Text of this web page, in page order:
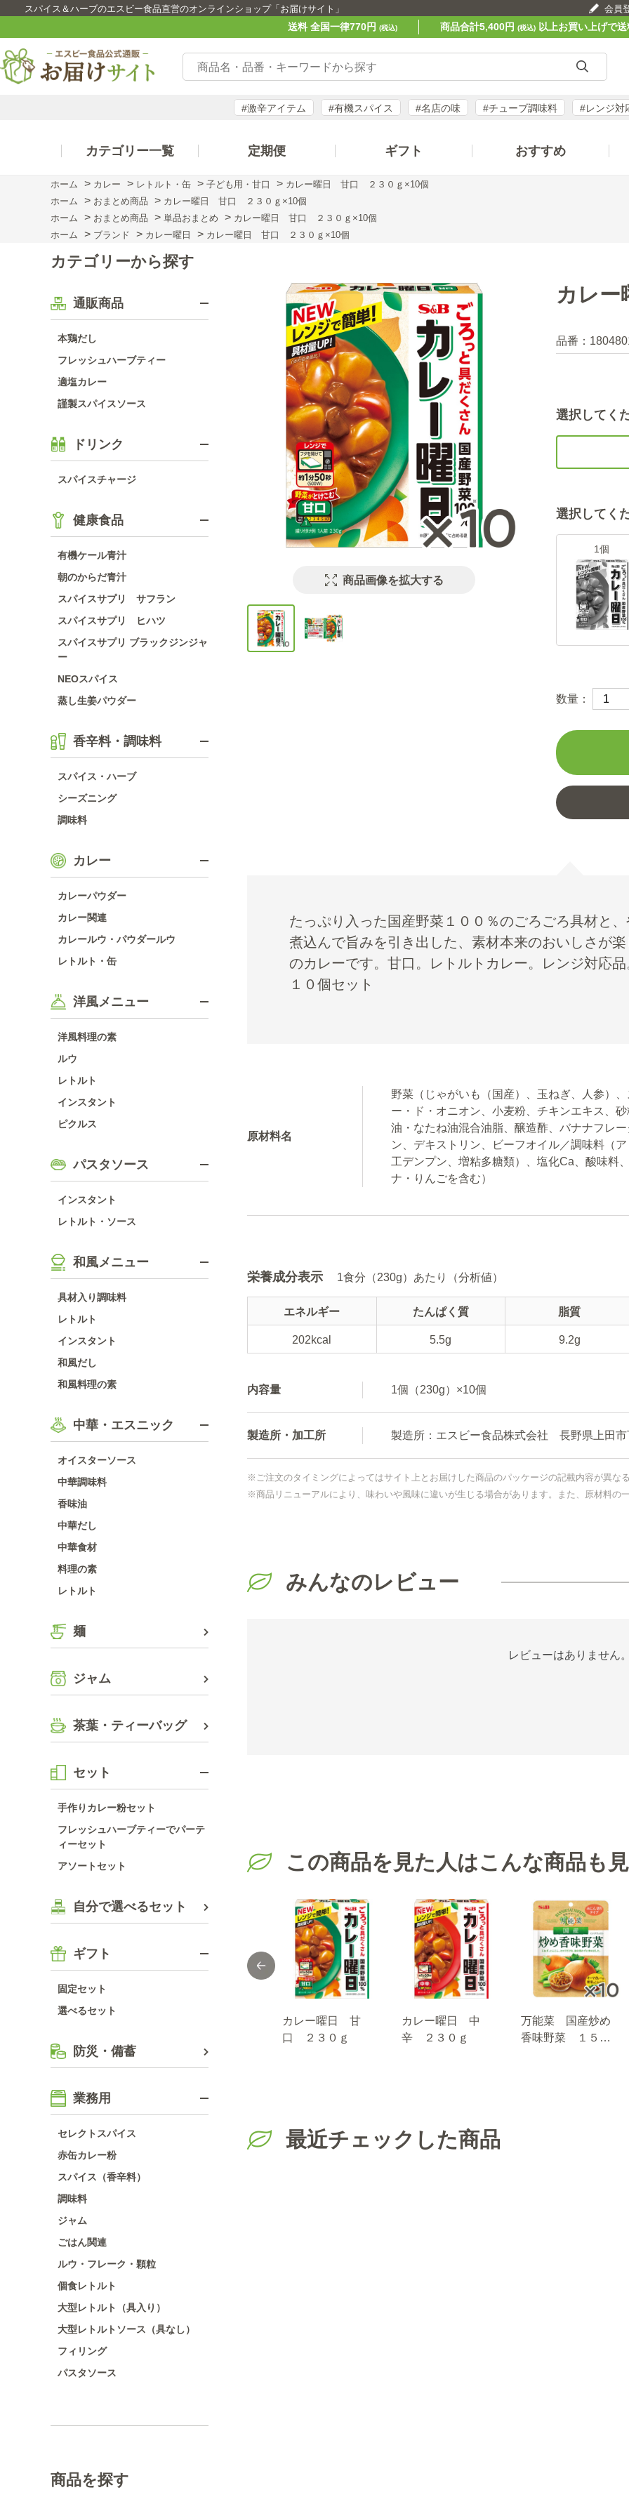
スパイス＆ハーブのエスビー食品直営のオンラインショップ「お届けサイト」 会員
送料 全国一律770円 (税込) 商品合計5,400円 (税込)以上お買い上げで送
#激辛アイテム #有機スパイス #名店の味 #チューブ調味料 #レンジ対
カテゴリー一覧 定期便 ギフト おすすめ
ホーム > カレー > レトルト・缶 > 子ども用・甘口 > カレー曜日 甘口 ２３０ｇ×10個
ホーム
> おまとめ商品 > カレー曜日 甘口 ２３０ｇ×10個
ホーム
> おまとめ商品 > 単品おまとめ > カレー曜日 甘口 ２３０ｇ×10個
ホーム
> ブランド > カレー曜日 > カレー曜日 甘口 ２３０ｇ×10個
カテゴリーから探す
通販商品
本鶏だし
フレッシュハーブティー
適塩カレー
謹製スパイスソース
ドリンク
スパイスチャージ
健康食品
有機ケール青汁
朝のからだ青汁
スパイスサプリ サフラン
スパイスサプリ ヒハツ
スパイスサプリ ブラックジンジャ
ー
NEOスパイス
蒸し生姜パウダー
香辛料・調味料
スパイス・ハーブ
シーズニング
調味料
カレー
カレーパウダー
カレー関連
カレールウ・パウダールウ
レトルト・缶
洋風メニュー
洋風料理の素
ルウ
レトルト
インスタント
ピクルス
パスタソース
インスタント
レトルト・ソース
和風メニュー
具材入り調味料
レトルト
インスタント
和風だし
和風料理の素
中華・エスニック
オイスターソース
中華調味料
香味油
中華だし
中華食材
料理の素
レトルト
麺
ジャム
茶葉・ティーバッグ
セット
手作りカレー粉セット
フレッシュハーブティーでパーテ
ィーセット
アソートセット
自分で選べるセット
ギフト
固定セット
選べるセット
防災・備蓄
業務用
セレクトスパイス
赤缶カレー粉
スパイス（香辛料）
調味料
ジャム
ごはん関連
ルウ・フレーク・顆粒
個食レトルト
大型レトルト（具入り）
大型レトルトソース（具なし）
フィリング
パスタソース
商品を探す
商品画像を拡大する
カレ
品番：
選択してく
選択してく
1個
数量：
たっぷり入った国産野菜１００％のごろごろ具材と
煮込んで旨みを引き出した、素材本来のおいしさが
のカレーです。甘口。レトルトカレー。レンジ対応品
１０個セット
原材料名
野菜（じゃがいも（国産）、玉ねぎ、人参）
ー・ド・オニオン、小麦粉、チキンエキス、
油・なたね油混合油脂、醸造酢、バナナフレ
ン、デキストリン、ビーフオイル／調味料（
工デンプン、増粘多糖類）、塩化Ca、酸味料
ナ・りんごを含む）
栄養成分表示 1食分（230g）あたり（分析値）
エネルギー
202kcal
たんぱく質
5.5g
脂質
9.2g
内容量 1個（230g）×10個
製造所・加工所 製造所：エスビー食品株式会社 長野県上田市
※ご注文のタイミングによってはサイト上とお届けした商品のパッケージの記載内容が異なる
※商品リニューアルにより、味わいや風味に違いが生じる場合があります。また、原材料の
みんなのレビュー
レビューはありません。
この商品を見た人はこんな商品も
と彩り野菜のカレ
ー 中辛 １８０
カレー曜日 甘
口 ２３０ｇ
カレー曜日 中
辛 ２３０ｇ
万能菜 国産炒め
香味野菜 １５０
最近チェックした商品